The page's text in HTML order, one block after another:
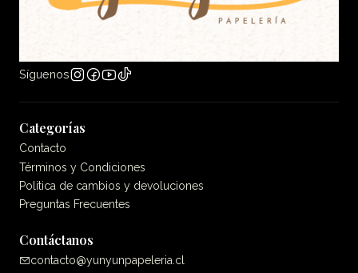
Síguenos
Categorías
Contacto
Términos y Condiciones
Politica de cambios y devoluciones
Preguntas Frecuentes
Contáctanos
contacto@yunyunpapeleria.cl